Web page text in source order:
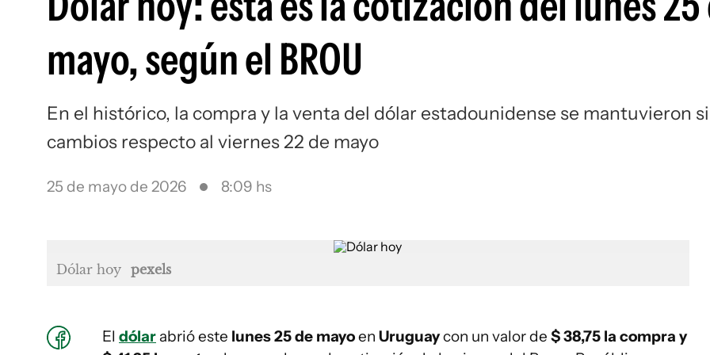
mayo, según el BROU
En el histórico, la compra y la venta del dólar estadounidense se mantuvieron
cambios respecto al viernes 22 de mayo
25 de mayo de 2026 8:09 hs
Dólar hoy pexels
El dólar abrió este lunes 25 de mayoen Uruguaycon un valor de $ 38,75 la compra y